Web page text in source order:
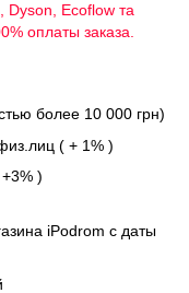
Ecoflow та
оплаты заказа.
более 10 000 грн)
( + 1% )
)
iPodrom с даты